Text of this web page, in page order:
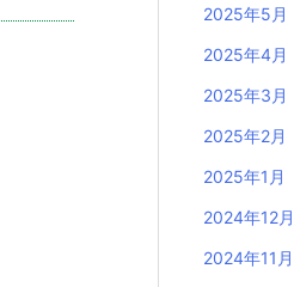
2025年5月
2025年4月
2025年3月
2025年2月
2025年1月
2024年12月
2024年11月